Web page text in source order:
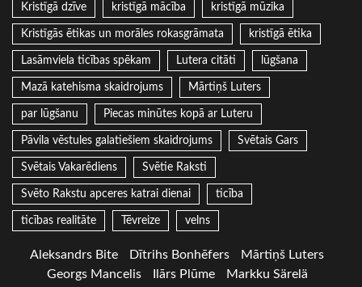
Kristīgā dzīve kristīgā mācība kristīgā mūzika
Kristīgās ētikas un morāles rokasgrāmata kristīgā ētika
Lasāmviela ticības spēkam Lutera citāti lūgšana
Mazā katehisma skaidrojums Mārtiņš Luters
par lūgšanu Piecas minūtes kopā ar Luteru
Pāvila vēstules galatiešiem skaidrojums Svētais Gars
Svētais Vakarēdiens Svētie Raksti
Svēto Rakstu apceres katrai dienai ticība
ticības realitāte Tēvreize velns
Aleksandrs Bite Dītrihs Bonhēfers
Mārtiņš Luters
Georgs Mancelis
Ilārs Plūme Markku Särelä